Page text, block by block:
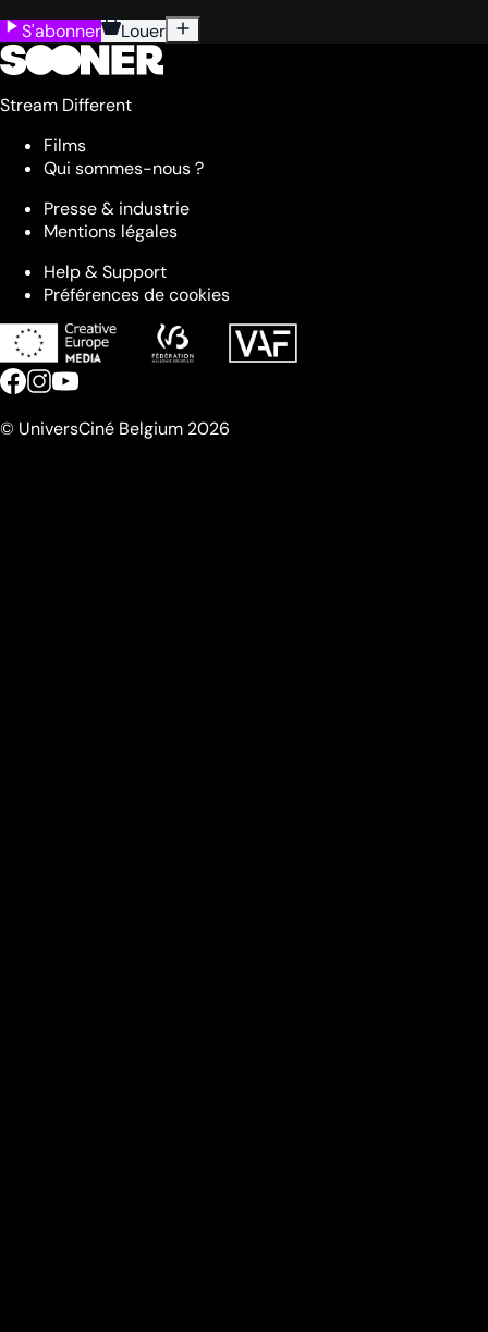
S'abonner
Louer
Stream Different
Films
Qui sommes-nous ?
Presse & industrie
Mentions légales
Help & Support
Préférences de cookies
© UniversCiné Belgium 2026